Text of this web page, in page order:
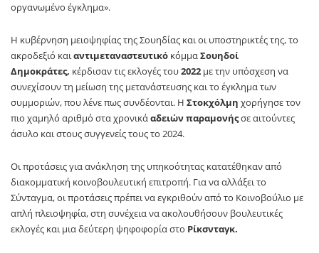
οργανωμένο έγκλημα».
Η κυβέρνηση μειοψηφίας της Σουηδίας και οι υποστηρικτές της, το
ακροδεξιό καιαντιμεταναστευτικό κόμμαΣουηδοί
Δημοκράτες, κέρδισαν τις εκλογές του2022 με την υπόσχεση να
συνεχίσουν τη μείωση της μετανάστευσης και το έγκλημα των
συμμοριών, που λένε πως συνδέονται. Η Στοκχόλμη χορήγησε τον
πιο χαμηλό αριθμό στα χρονικάαδειών παραμονήςσε αιτούντες
άσυλο και στους συγγενείς τους το 2024.
Οι προτάσεις για ανάκληση της υπηκοότητας κατατέθηκαν από
διακομματική κοινοβουλευτική επιτροπή. Για να αλλάξει το
Σύνταγμα, οι προτάσεις πρέπει να εγκριθούν από το Κοινοβούλιο με
απλή πλειοψηφία, στη συνέχεια να ακολουθήσουν βουλευτικές
εκλογές και μια δεύτερη ψηφοφορία στο Ρίκσνταγκ.